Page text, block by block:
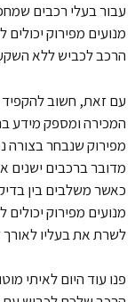
עבור בעלי רכבים
מנועים מפירוק
הרכב לכביש ללא
עם זאת, חשוב להקפיד
המכירה ומספק מידע
מפירוק שנבחר בצורה
מדובר ברכבים ישנים
כאשר משלבים בין
מנועים מפירוק
לשרת את בעליו לאורך
פנו עוד היום לאיתי